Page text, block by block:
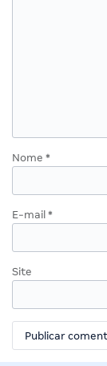
Nome *
E-mail *
Site